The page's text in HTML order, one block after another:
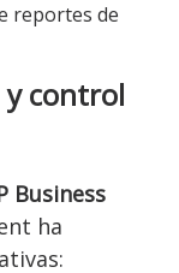
reportes de
y control
Business
ha